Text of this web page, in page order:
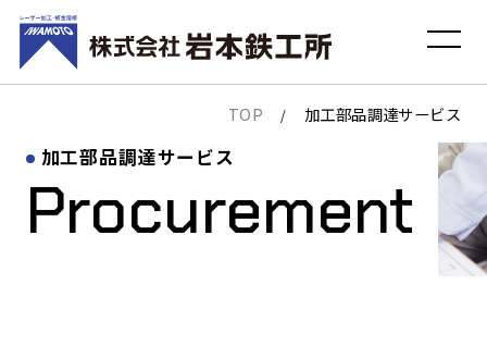
TOP / 加工部品調達サービス
加工部品調達サービス
Procurement